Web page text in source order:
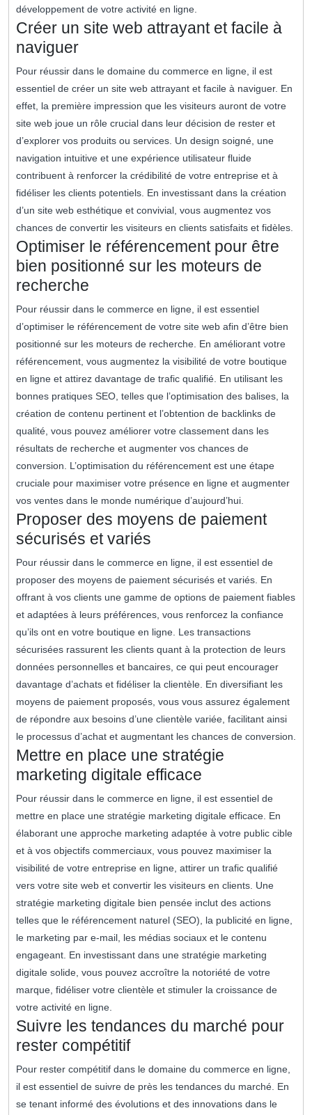
développement de votre activité en ligne.
Créer un site web attrayant et facile à
naviguer
Pour réussir dans le domaine du commerce en ligne, il est
essentiel de créer un site web attrayant et facile à naviguer. En
effet, la première impression que les visiteurs auront de votre
site web joue un rôle crucial dans leur décision de rester et
d’explorer vos produits ou services. Un design soigné, une
navigation intuitive et une expérience utilisateur fluide
contribuent à renforcer la crédibilité de votre entreprise et à
fidéliser les clients potentiels. En investissant dans la création
d’un site web esthétique et convivial, vous augmentez vos
chances de convertir les visiteurs en clients satisfaits et fidèles.
Optimiser le référencement pour être
bien positionné sur les moteurs de
recherche
Pour réussir dans le commerce en ligne, il est essentiel
d’optimiser le référencement de votre site web afin d’être bien
positionné sur les moteurs de recherche. En améliorant votre
référencement, vous augmentez la visibilité de votre boutique
en ligne et attirez davantage de trafic qualifié. En utilisant les
bonnes pratiques SEO, telles que l’optimisation des balises, la
création de contenu pertinent et l’obtention de backlinks de
qualité, vous pouvez améliorer votre classement dans les
résultats de recherche et augmenter vos chances de
conversion. L’optimisation du référencement est une étape
cruciale pour maximiser votre présence en ligne et augmenter
vos ventes dans le monde numérique d’aujourd’hui.
Proposer des moyens de paiement
sécurisés et variés
Pour réussir dans le commerce en ligne, il est essentiel de
proposer des moyens de paiement sécurisés et variés. En
offrant à vos clients une gamme de options de paiement fiables
et adaptées à leurs préférences, vous renforcez la confiance
qu’ils ont en votre boutique en ligne. Les transactions
sécurisées rassurent les clients quant à la protection de leurs
données personnelles et bancaires, ce qui peut encourager
davantage d’achats et fidéliser la clientèle. En diversifiant les
moyens de paiement proposés, vous vous assurez également
de répondre aux besoins d’une clientèle variée, facilitant ainsi
le processus d’achat et augmentant les chances de conversion.
Mettre en place une stratégie
marketing digitale efficace
Pour réussir dans le commerce en ligne, il est essentiel de
mettre en place une stratégie marketing digitale efficace. En
élaborant une approche marketing adaptée à votre public cible
et à vos objectifs commerciaux, vous pouvez maximiser la
visibilité de votre entreprise en ligne, attirer un trafic qualifié
vers votre site web et convertir les visiteurs en clients. Une
stratégie marketing digitale bien pensée inclut des actions
telles que le référencement naturel (SEO), la publicité en ligne,
le marketing par e-mail, les médias sociaux et le contenu
engageant. En investissant dans une stratégie marketing
digitale solide, vous pouvez accroître la notoriété de votre
marque, fidéliser votre clientèle et stimuler la croissance de
votre activité en ligne.
Suivre les tendances du marché pour
rester compétitif
Pour rester compétitif dans le domaine du commerce en ligne,
il est essentiel de suivre de près les tendances du marché. En
se tenant informé des évolutions et des innovations dans le